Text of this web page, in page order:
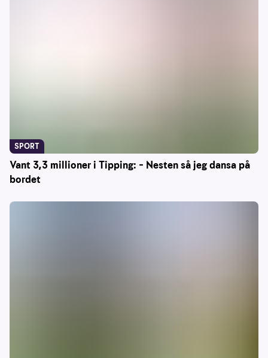
Vant 3,3 millioner i Tipping: – Nesten så jeg dansa på
bordet
SPORT